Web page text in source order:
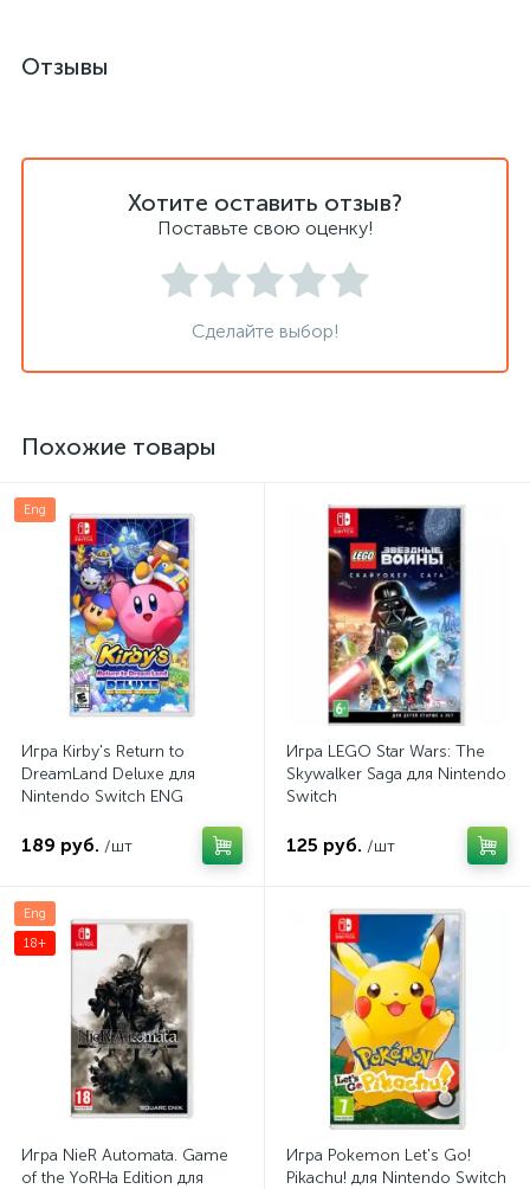
Отзывы
Хотите оставить отзыв?
Поставьте свою оценку!
Сделайте выбор!
Похожие товары
Eng
Игра Kirby's Return to
DreamLand Deluxe для
Nintendo Switch ENG
189 руб. /шт
Игра LEGO Star Wars: The
Skywalker Saga для Nintendo
Switch
125 руб. /шт
Eng
18+
Игра NieR Automata. Game
of the YoRHa Edition для
Игра Pokemon Let's Go!
Pikachu! для Nintendo Switch